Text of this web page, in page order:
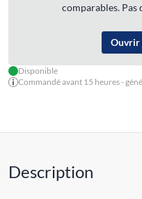
comparables. Pas
Ouvrir
Disponible
Commandé avant 15 heures -
Description